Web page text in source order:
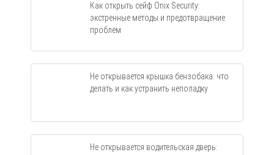
Как открыть сейф Onix Security:
экстренные методы и предотвращение
проблем
Не открывается крышка бензобака: что
делать и как устранить неполадку
Не открывается водительская дверь: